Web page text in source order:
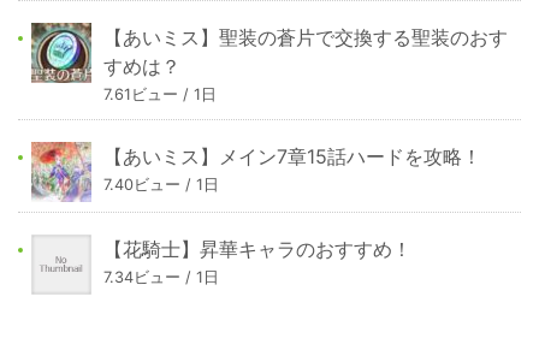
【あいミス】聖装の蒼片で交換する聖装のおす
すめは？
7.61ビュー / 1日
【あいミス】メイン7章15話ハードを攻略！
7.40ビュー / 1日
【花騎士】昇華キャラのおすすめ！
7.34ビュー / 1日